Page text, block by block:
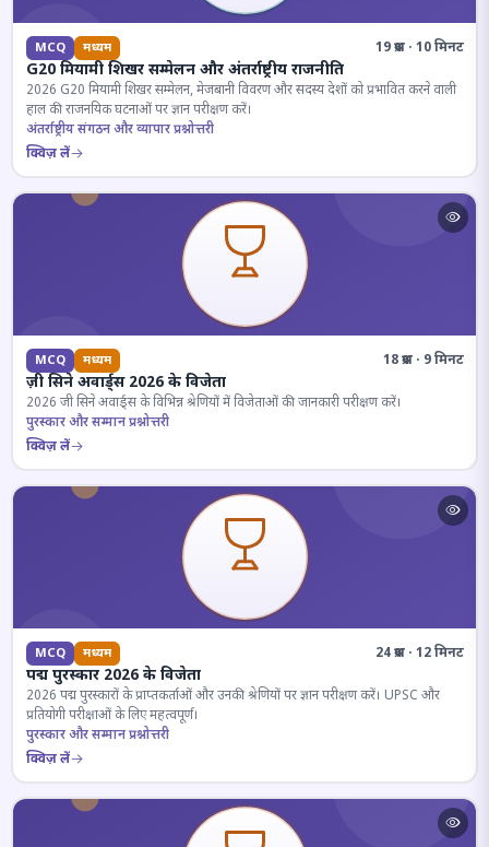
MCQ मध्यम 19 प्रश्न · 10 मिनट
G20 मियामी शिखर सम्मेलन और अंतर्राष्ट्रीय राजनीति
2026 G20 मियामी शिखर सम्मेलन, मेजबानी विवरण और सदस्य देशों को प्रभावित करने वाली
हाल की राजनयिक घटनाओं पर ज्ञान परीक्षण करें।
अंतर्राष्ट्रीय संगठन और व्यापार प्रश्नोत्तरी
क्विज़ लें
MCQ मध्यम 18 प्रश्न · 9 मिनट
ज़ी सिने अवार्ड्स 2026 के विजेता
2026 जी सिने अवार्ड्स के विभिन्न श्रेणियों में विजेताओं की जानकारी परीक्षण करें।
पुरस्कार और सम्मान प्रश्नोत्तरी
क्विज़ लें
MCQ मध्यम 24 प्रश्न · 12 मिनट
पद्म पुरस्कार 2026 के विजेता
2026 पद्म पुरस्कारों के प्राप्तकर्ताओं और उनकी श्रेणियों पर ज्ञान परीक्षण करें। UPSC और
प्रतियोगी परीक्षाओं के लिए महत्वपूर्ण।
पुरस्कार और सम्मान प्रश्नोत्तरी
क्विज़ लें